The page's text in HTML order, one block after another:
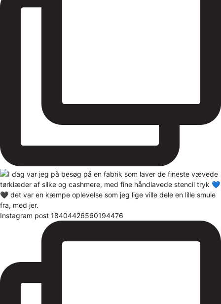
Instagram post 18404426560194476